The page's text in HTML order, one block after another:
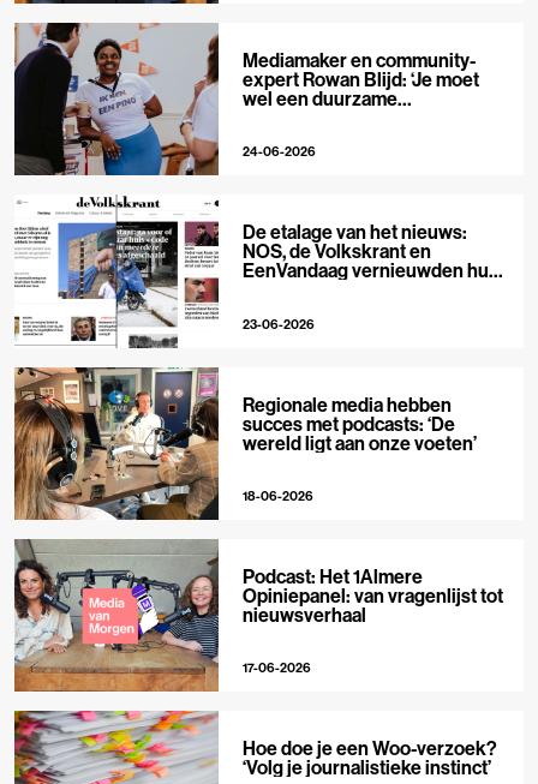
Mediamaker en community-
expert Rowan Blijd: ‘Je moet
wel een duurzame
24-06-2026
De etalage van het nieuws:
NOS, de Volkskrant en
EenVandaag vernieuwden hun
23-06-2026
Regionale media hebben
succes met podcasts: ‘De
wereld ligt aan onze voeten’
18-06-2026
Podcast: Het 1Almere
Opiniepanel: van vragenlijst tot
nieuwsverhaal
17-06-2026
Hoe doe je een Woo-verzoek?
‘Volg je journalistieke instinct’